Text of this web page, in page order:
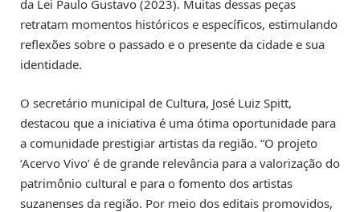
da Lei Paulo Gustavo (2023). Muitas dessas peças
retratam momentos históricos e específicos, estimulando
reflexões sobre o passado e o presente da cidade e sua
identidade.
O secretário municipal de Cultura, José Luiz Spitt,
destacou que a iniciativa é uma ótima oportunidade para
a comunidade prestigiar artistas da região. “O projeto
‘Acervo Vivo’ é de grande relevância para a valorização do
patrimônio cultural e para o fomento dos artistas
suzanenses da região. Por meio dos editais promovidos,